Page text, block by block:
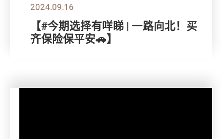
2024.09.16
【#今期选择有咩睇 | 一路向北！买
齐保险保平安🚗】